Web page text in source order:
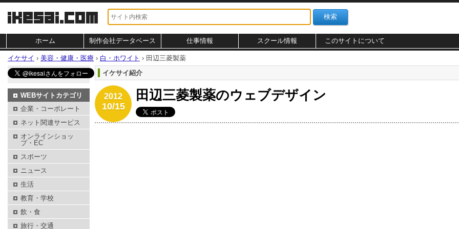
ホーム 制作会社データベース 仕事情報 スクール情報 このサイトについて
イケサイ › 美容・健康・医療 › 白・ホワイト › 田辺三菱製薬
イケサイ紹介
2012
10/15
田辺三菱製薬のウェブデザイン
WEBサイトカテゴリ
企業・コーポレート
ネット関連サービス
オンラインショッ
プ・EC
スポーツ
ニュース
生活
教育・学校
飲・食
旅行・交通